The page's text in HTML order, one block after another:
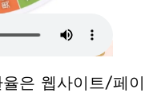
은 웹사이트/페이